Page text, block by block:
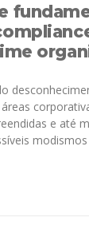
e até
modismos